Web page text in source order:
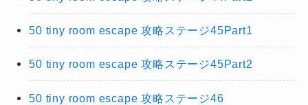
50 tiny room escape 攻略ステージ45Part1
50 tiny room escape 攻略ステージ45Part2
50 tiny room escape 攻略ステージ46